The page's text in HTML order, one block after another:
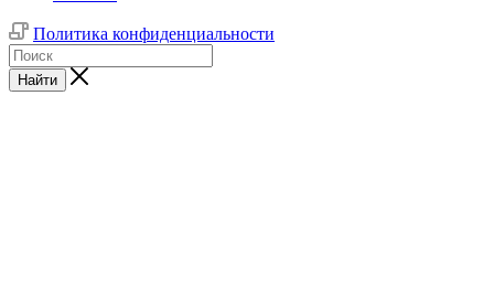
Политика конфиденциальности
Найти